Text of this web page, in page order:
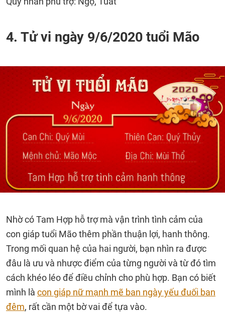
4. Tử vi ngày 9/6/2020 tuổi Mão
Nhờ có Tam Hợp hỗ trợ mà vận trình tình cảm của
con giáp tuổi Mão thêm phần thuận lợi, hanh thông.
Trong mối quan hệ của hai người, bạn nhìn ra được
đâu là ưu và nhược điểm của từng người và từ đó tìm
cách khéo léo để điều chỉnh cho phù hợp. Bạn có biết
mình là con giáp nữ mạnh mẽ ban ngày yếu đuối ban
đêm, rất cần một bờ vai để tựa vào.